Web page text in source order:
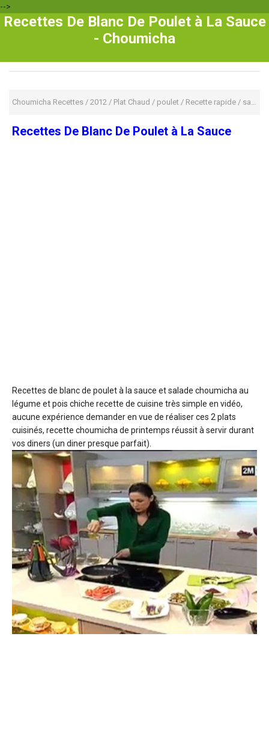
-->
Recettes De Blanc De Poulet à La Sauce
- Choumicha
Choumicha Recettes / 2012 / Plat Chaud / poulet / Recette rapide / salade
Recettes De Blanc De Poulet à La Sauce
Recettes de blanc de poulet à la sauce et salade choumicha au
légume et pois chiche recette de cuisine très simple en vidéo,
aucune expérience demander en vue de réaliser ces 2 plats
cuisinés, recette choumicha de printemps réussit à servir durant
vos diners (un diner presque parfait).